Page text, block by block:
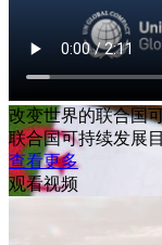
改变世界的联合国
联合国可持续发展
查看更多
观看视频